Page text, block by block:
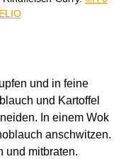
und in feine
und Kartoffel
In einem Wok
anschwitzen.
und mitbraten.